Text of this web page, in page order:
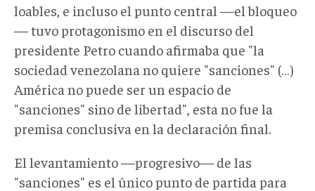
loables, e incluso el punto central —el bloqueo
— tuvo protagonismo en el discurso del
presidente Petro cuando afirmaba que "la
sociedad venezolana no quiere "sanciones" (…)
América no puede ser un espacio de
"sanciones" sino de libertad", esta no fue la
premisa conclusiva en la declaración final.
El levantamiento —progresivo— de las
"sanciones" es el único punto de partida para